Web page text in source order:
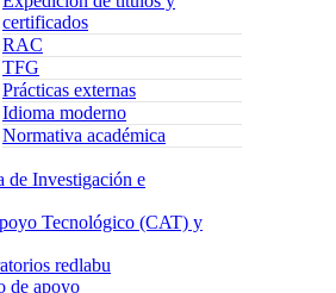
certificados
RAC
TFG
Prácticas externas
Idioma moderno
Normativa académica
de Investigación e
Tecnológico (CAT) y
redlabu
de apoyo